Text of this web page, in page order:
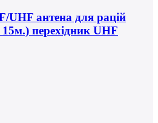
UHF антена для рацій
перехідник UHF